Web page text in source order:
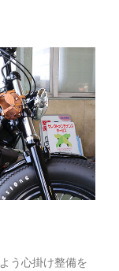
う心掛け整備を